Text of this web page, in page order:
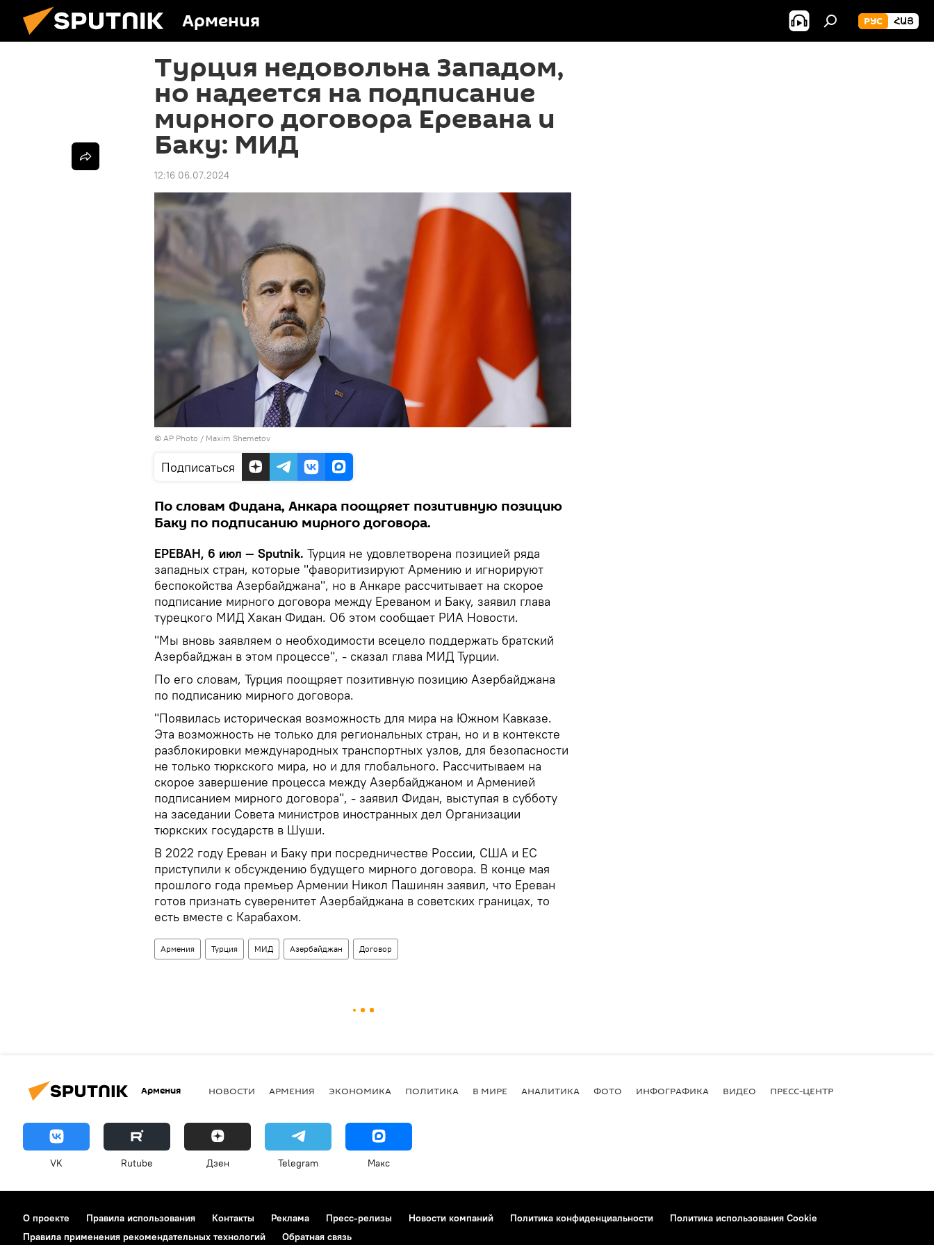
Армения РУС ՀԱՅ
Турция недовольна Западом,
но надеется на подписание
мирного договора Еревана и
Баку: МИД
12:16 06.07.2024
© AP Photo / Maxim Shemetov
Подписаться
По словам Фидана, Анкара поощряет позитивную позицию
Баку по подписанию мирного договора.
ЕРЕВАН, 6 июл — Sputnik. Турция не удовлетворена позицией ряда
западных стран, которые "фаворитизируют Армению и игнорируют
беспокойства Азербайджана", но в Анкаре рассчитывает на скорое
подписание мирного договора между Ереваном и Баку, заявил глава
турецкого МИД Хакан Фидан. Об этом сообщает РИА Новости.
"Мы вновь заявляем о необходимости всецело поддержать братский
Азербайджан в этом процессе", - сказал глава МИД Турции.
По его словам, Турция поощряет позитивную позицию Азербайджана
по подписанию мирного договора.
"Появилась историческая возможность для мира на Южном Кавказе.
Эта возможность не только для региональных стран, но и в контексте
разблокировки международных транспортных узлов, для безопасности
не только тюркского мира, но и для глобального. Рассчитываем на
скорое завершение процесса между Азербайджаном и Арменией
подписанием мирного договора", - заявил Фидан, выступая в субботу
на заседании Совета министров иностранных дел Организации
тюркских государств в Шуши.
В 2022 году Ереван и Баку при посредничестве России, США и ЕС
приступили к обсуждению будущего мирного договора. В конце мая
прошлого года премьер Армении Никол Пашинян заявил, что Ереван
готов признать суверенитет Азербайджана в советских границах, то
есть вместе с Карабахом.
Армения Турция МИД Азербайджан Договор
Армения НОВОСТИ АРМЕНИЯ ЭКОНОМИКА ПОЛИТИКА В МИРЕ АНАЛИТИКА ФОТО ИНФОГРАФИКА ВИДЕО ПРЕСС-ЦЕНТР
VK Rutube Дзен Telegram Макс
О проекте Правила использования Контакты Реклама Пресс-релизы Новости компаний Политика конфиденциальности
Политика использования Cookie
Правила применения рекомендательных технологий
Обратная связь